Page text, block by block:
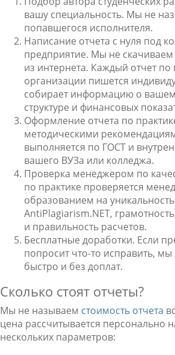
вашу специальность. Мы не
попавшегося исполнителя.
Написание отчета с нуля под
предприятие. Мы не
из интернета. Каждый отчет по
организации пишется
собирает информацию о
структуре и финансовых
Оформление отчета по
методическими
выполняется по ГОСТ и
вашего ВУЗа или колледжа.
Проверка менеджером по
по практике проверяется
образованием на
AntiPlagiarism.NET,
и правильность расчетов.
Бесплатные доработки. Если
попросит что-то исправить,
быстро и без доплат.
Сколько стоят отчеты?
Мы не называем стоимость отчета
цена рассчитывается персонально
нескольких параметров: